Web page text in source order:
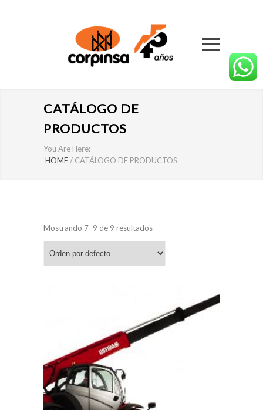
CATÁLOGO DE
PRODUCTOS
You Are Here:
HOME/ CATÁLOGO DE PRODUCTOS
Mostrando 7–9 de 9 resultados